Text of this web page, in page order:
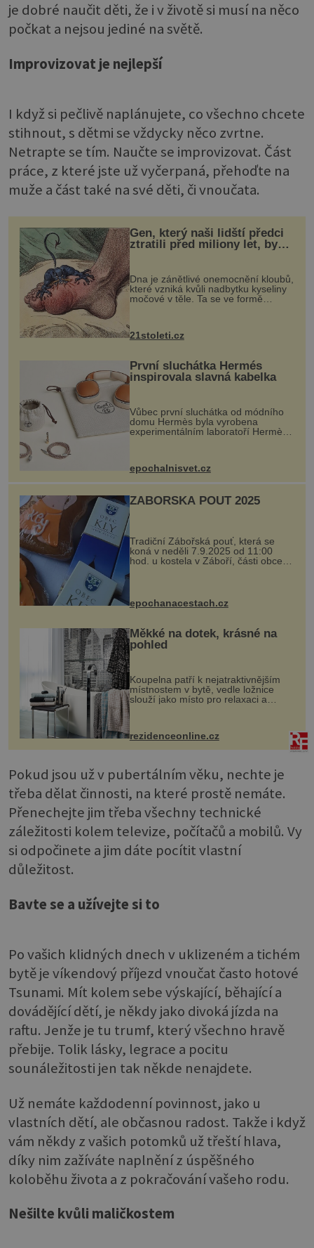
je dobré naučit děti, že i v životě si musí na něco
počkat a nejsou jediné na světě.
Improvizovat je nejlepší
I když si pečlivě naplánujete, co všechno chcete
stihnout, s dětmi se vždycky něco zvrtne.
Netrapte se tím. Naučte se improvizovat. Část
práce, z které jste už vyčerpaná, přehoďte na
muže a část také na své děti, či vnoučata.
Gen, který naši lidští předci
ztratili před miliony let, by
mohl pomoci s léčbou
„nemoci králů“
Dna je zánětlivé onemocnění kloubů,
které vzniká kvůli nadbytku kyseliny
močové v těle. Ta se ve formě
nohou, a způsobuje bole...
21stoleti.cz
První sluchátka Hermés
inspirovala slavná kabelka
Vůbec první sluchátka od módního
domu Hermès byla vyrobena
experimentálním laboratoří Hermès
kovový...
epochalnisvet.cz
ZÁBOŘSKÁ POUŤ 2025
Tradiční Zábořská pouť, která se
koná v neděli 7.9.2025 od 11:00
hod. u kostela v Záboří, části obce
Kly u Mělníka. V programu naleznete
komentovanou prohlídku kostela,
epochanacestach.cz
Měkké na dotek, krásné na
pohled
Koupelna patří k nejatraktivnějším
místnostem v bytě, vedle ložnice
slouží jako místo pro relaxaci a
odpočinek. Koupelnový textil –
ručníky, osušky a koberečky –
mohou jako mávnutím kouzelného
proutku...
rezidenceonline.cz
Pokud jsou už v pubertálním věku, nechte je
třeba dělat činnosti, na které prostě nemáte.
Přenechejte jim třeba všechny technické
záležitosti kolem televize, počítačů a mobilů. Vy
si odpočinete a jim dáte pocítit vlastní
důležitost.
Bavte se a užívejte si to
Po vašich klidných dnech v uklizeném a tichém
bytě je víkendový příjezd vnoučat často hotové
Tsunami. Mít kolem sebe výskající, běhající a
dovádějící dětí, je někdy jako divoká jízda na
raftu. Jenže je tu trumf, který všechno hravě
přebije. Tolik lásky, legrace a pocitu
sounáležitosti jen tak někde nenajdete.
Už nemáte každodenní povinnost, jako u
vlastních dětí, ale občasnou radost. Takže i když
vám někdy z vašich potomků už třeští hlava,
díky nim zažíváte naplnění z úspěšného
koloběhu života a z pokračování vašeho rodu.
Nešilte kvůli maličkostem